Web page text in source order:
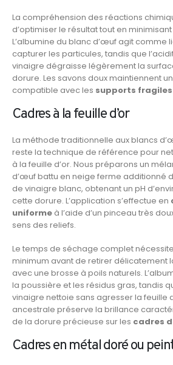
La compréhension des réactions
d’optimiser le résultat tout en
L’albumine du blanc d’œuf agit comme
capturer les particules, tandis que
vinaigre dégraisse légèrement la
dorure. Les savons doux maintiennent
compatible avec les supports fragiles
Cadres à la feuille d’or
La méthode traditionnelle aux blancs
reste la technique de référence pour
à la feuille d’or. Nous préparons un
d’œuf battu en neige ferme additionné
de vinaigre blanc, obtenant un pH
cette dorure. L’application s’effectue en
uniforme à l’aide d’un pinceau très
sens des reliefs.
Le temps de séchage complet
minimum avant de retirer délicatement
avec une brosse à poils naturels.
la poussière et les résidus gras, tandis
vinaigre nettoie sans agresser la feuille
ancestrale préserve la brillance
de la dorure précieuse sur les cadres
Cadres en métal doré ou